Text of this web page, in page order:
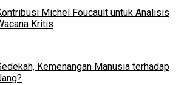
Michel Foucault untuk Analisis
Kritis
Kemenangan Manusia terhadap